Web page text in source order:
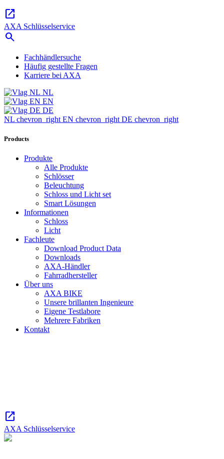
open_in_new
AXA Schlüsselservice
search
Fachhändlersuche
Häufig gestellte Fragen
Karriere bei AXA
NL
EN
DE
NL chevron_right EN chevron_right DE chevron_right
Products
Produkte
Alle Produkte
Schlösser
Beleuchtung
Schloss und Licht set
Smart Lösungen
Informationen
Schloss
Licht
Fachleute
Download Product Data
Downloads
AXA-Händler
Fahrradhersteller
Über uns
AXA BIKE
Unsere brillanten Ingenieure
Eigene Testlabore
Mehrere Fabriken
Kontakt
open_in_new
AXA Schlüsselservice